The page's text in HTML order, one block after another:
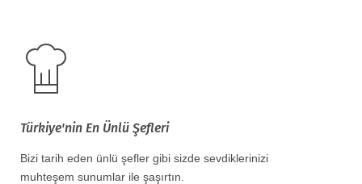
Türkiye'nin En Ünlü Şefleri
Bizi tarih eden ünlü şefler gibi sizde sevdiklerinizi
muhteşem sunumlar ile şaşırtın.